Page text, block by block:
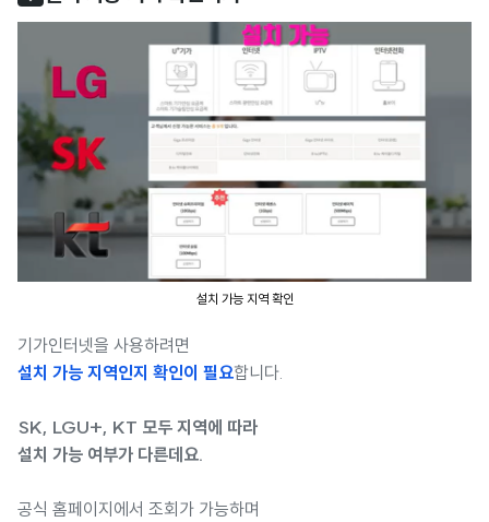
설치 가능 지역 확인
기가인터넷을 사용하려면
설치 가능 지역인지 확인이 필요합니다.
SK, LGU+, KT 모두 지역에 따라
설치 가능 여부가 다른데요.
공식 홈페이지에서 조회가 가능하며